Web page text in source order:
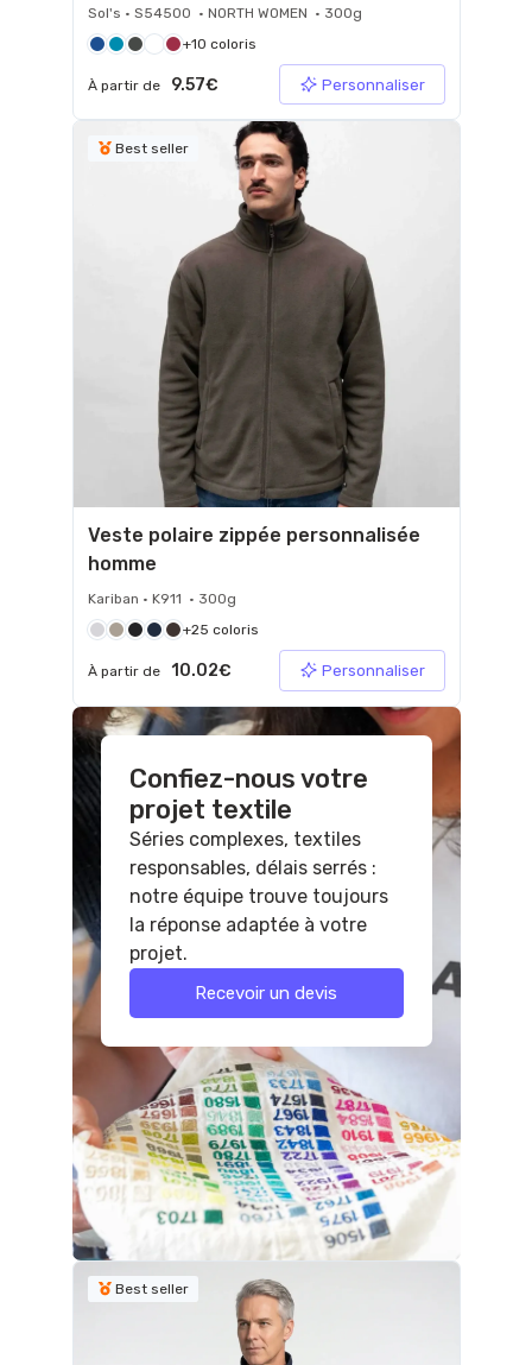
Sol's • S54500 • NORTH WOMEN • 300g
+10 coloris
À partir de 9.57€ Personnaliser
Best seller
Veste polaire zippée personnalisée
homme
Kariban • K911 • 300g
+25 coloris
À partir de 10.02€ Personnaliser
Confiez-nous votre
projet textile
Séries complexes, textiles
responsables, délais serrés :
notre équipe trouve toujours
la réponse adaptée à votre
projet.
Recevoir un devis
Best seller